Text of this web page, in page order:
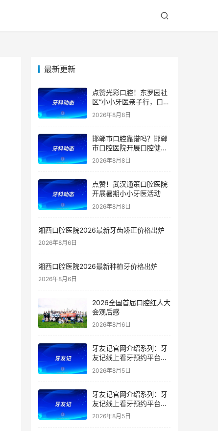
最新更新
点赞光彩口腔！东罗园社
区“小小牙医亲子行，口腔
健康伴成长”亲子活动
2026年8月8日
邯郸市口腔靠谱吗？邯郸
市口腔医院开展口腔健康
宣教公益活动
2026年8月8日
点赞！武汉通策口腔医院
开展暑期小小牙医活动
2026年8月8日
湘西口腔医院2026最新牙齿矫正价格出炉
2026年8月6日
湘西口腔医院2026最新种植牙价格出炉
2026年8月6日
2026全国首届口腔红人大
会观后感
2026年8月6日
牙友记官网介绍系列：牙
友记线上看牙预约平台是
干什么的？靠谱吗？
2026年8月5日
牙友记官网介绍系列：牙
友记线上看牙预约平台让
看牙不再靠运气
2026年8月5日